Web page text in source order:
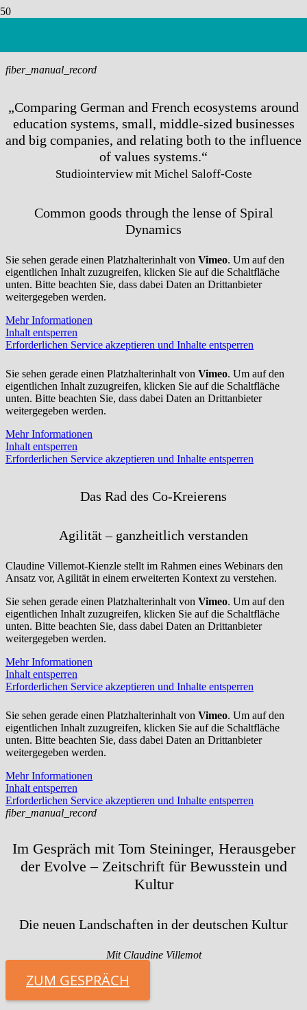
fiber_manual_record
„Comparing German and French ecosystems around
education systems, small, middle-sized businesses
and big companies, and relating both to the influence
of values systems.“
Studiointerview mit Michel Saloff-Coste
Common goods through the lense of Spiral
Dynamics
Sie sehen gerade einen Platzhalterinhalt von Vimeo. Um auf den
eigentlichen Inhalt zuzugreifen, klicken Sie auf die Schaltfläche
unten. Bitte beachten Sie, dass dabei Daten an Drittanbieter
weitergegeben werden.
Mehr Informationen
Inhalt entsperren
Erforderlichen Service akzeptieren und Inhalte entsperren
Sie sehen gerade einen Platzhalterinhalt von Vimeo. Um auf den
eigentlichen Inhalt zuzugreifen, klicken Sie auf die Schaltfläche
unten. Bitte beachten Sie, dass dabei Daten an Drittanbieter
weitergegeben werden.
Mehr Informationen
Inhalt entsperren
Erforderlichen Service akzeptieren und Inhalte entsperren
Das Rad des Co-Kreierens
Agilität – ganzheitlich verstanden
Claudine Villemot-Kienzle stellt im Rahmen eines Webinars den
Ansatz vor, Agilität in einem erweiterten Kontext zu verstehen.
Sie sehen gerade einen Platzhalterinhalt von Vimeo. Um auf den
eigentlichen Inhalt zuzugreifen, klicken Sie auf die Schaltfläche
unten. Bitte beachten Sie, dass dabei Daten an Drittanbieter
weitergegeben werden.
Mehr Informationen
Inhalt entsperren
Erforderlichen Service akzeptieren und Inhalte entsperren
Sie sehen gerade einen Platzhalterinhalt von Vimeo. Um auf den
eigentlichen Inhalt zuzugreifen, klicken Sie auf die Schaltfläche
unten. Bitte beachten Sie, dass dabei Daten an Drittanbieter
weitergegeben werden.
Mehr Informationen
Inhalt entsperren
Erforderlichen Service akzeptieren und Inhalte entsperren
fiber_manual_record
Im Gespräch mit Tom Steininger, Herausgeber
der Evolve – Zeitschrift für Bewusstein und
Kultur
Die neuen Landschaften in der deutschen Kultur
Mit Claudine Villemot
ZUM GESPRÄCH